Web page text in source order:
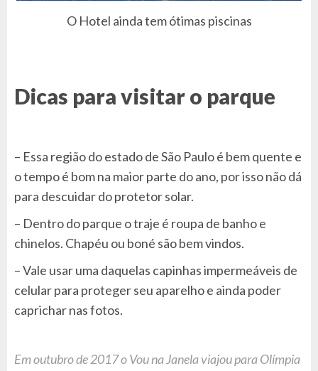
O Hotel ainda tem ótimas piscinas
Dicas para visitar o parque
– Essa região do estado de São Paulo é bem quente e
o tempo é bom na maior parte do ano, por isso não dá
para descuidar do protetor solar.
– Dentro do parque o traje é roupa de banho e
chinelos. Chapéu ou boné são bem vindos.
– Vale usar uma daquelas capinhas impermeáveis de
celular para proteger seu aparelho e ainda poder
caprichar nas fotos.
Em outubro de 2017 o Vou na Janela viajou para Olímpia